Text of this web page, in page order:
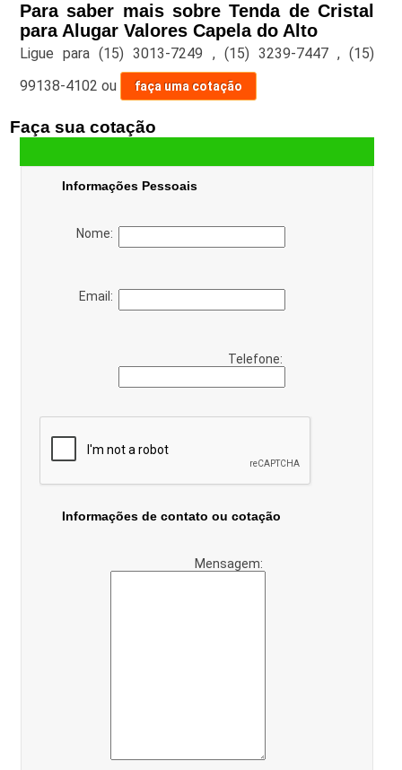
Para saber mais sobre Tenda de Cristal
para Alugar Valores Capela do Alto
Ligue para(15) 3013-7249 , (15) 3239-7447 ,(15)
99138-4102 ou faça uma cotação
Faça sua cotação
Informações Pessoais
Nome:
Email:
Telefone:
Informações de contato ou cotação
Mensagem: